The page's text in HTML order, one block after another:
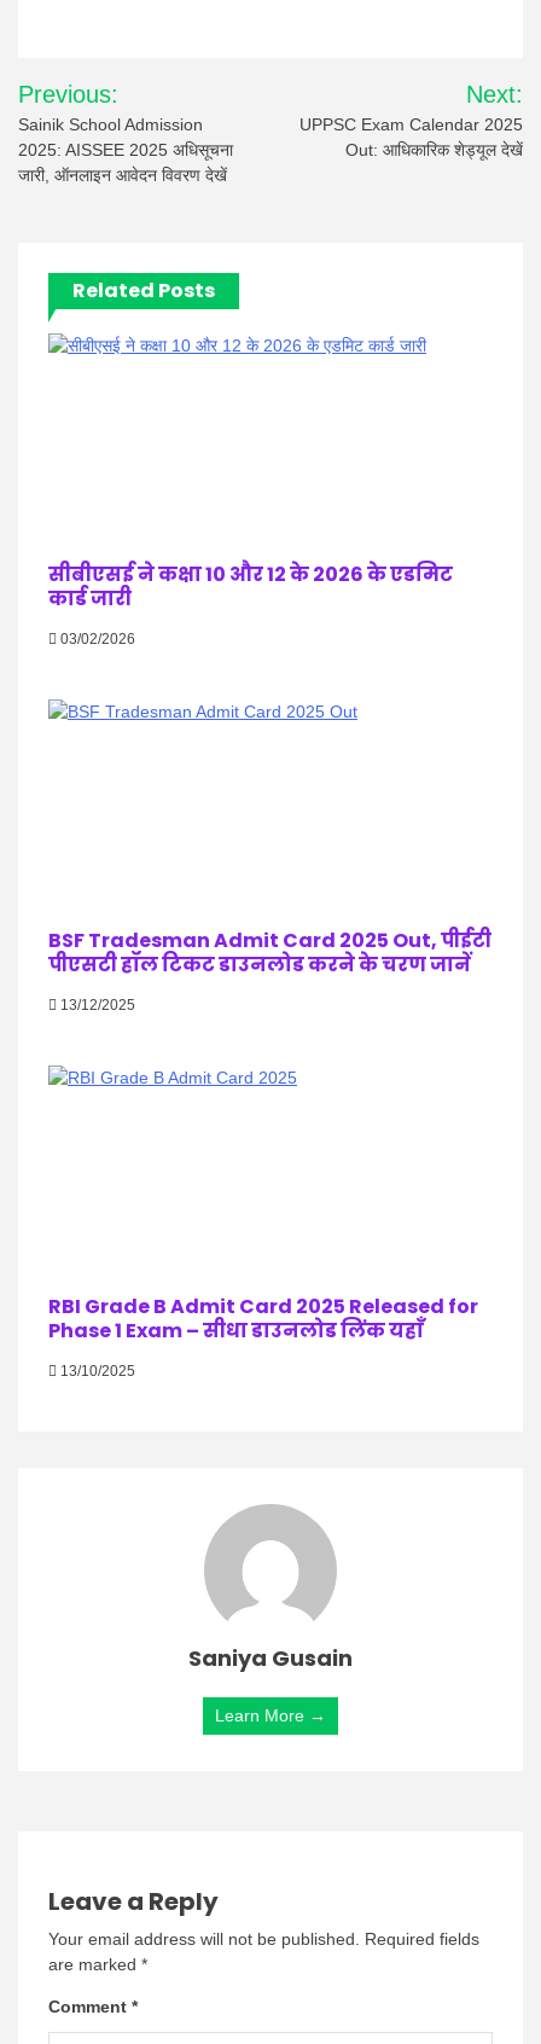
Post
navigation
Previous:
Sainik School Admission
2025: AISSEE 2025 अधिसूचना
जारी, ऑनलाइन आवेदन विवरण देखें
Next:
UPPSC Exam Calendar 2025
Out: आधिकारिक शेड्यूल देखें
Related Posts
सीबीएसई ने कक्षा 10 और 12 के 2026 के एडमिट
कार्ड जारी
03/02/2026
BSF Tradesman Admit Card 2025 Out, पीईटी
पीएसटी हॉल टिकट डाउनलोड करने के चरण जानें
13/12/2025
RBI Grade B Admit Card 2025 Released for
Phase 1 Exam – सीधा डाउनलोड लिंक यहाँ
13/10/2025
Saniya Gusain
Learn More →
Leave a Reply
Your email address will not be published.
Required fields
are marked *
Comment *